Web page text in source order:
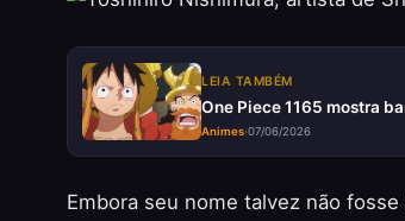
LEIA TAMBÉM
One Piece 1165 mostra
Animes·07/06/2026
Embora seu nome talvez não